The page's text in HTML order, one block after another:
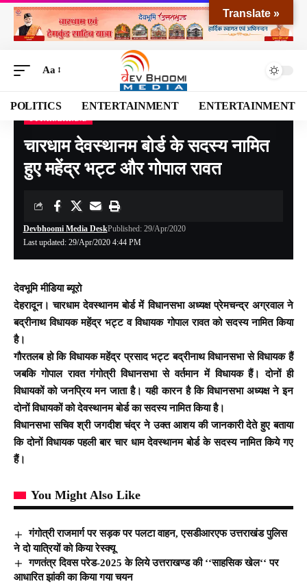
Aa
POLITICS ENTERTAINMENT ENTERTAINMENT
Devbhoomi Media>Blog>NATIONAL>UTTARAKHAND> चारधाम देवस्थानम बोर्ड के सदस्य नामित हुए महेंद्र भट्ट और गोपाल रावत
चारधाम देवस्थानम बोर्ड के सदस्य नामित
हुए महेंद्र भट्ट और गोपाल रावत
Last updated: 29/Apr/2020 4:44 PM
Devbhoomi Media DeskPublished: 29/Apr/2020
देवभूमि मीडिया ब्यूरो
देहरादून। चारधाम देवस्थानम बोर्ड में विधानसभा अध्यक्ष प्रेमचन्द्र अग्रवाल ने
बद्रीनाथ विधायक महेंद्र भट्ट व विधायक गोपाल रावत को सदस्य नामित किया
है।
गौरतलब हो कि विधायक महेंद्र प्रसाद भट्ट बद्रीनाथ विधानसभा से विधायक हैं
जबकि गोपाल रावत गंगोत्री विधानसभा से वर्तमान में विधायक हैं। दोनों ही
विधायकों को जनप्रिय मन जाता है। यही कारन है कि विधानसभा अध्यक्ष ने इन
दोनों विधायकों को देवस्थानम बोर्ड का सदस्य नामित किया है।
विधानसभा सचिव श्री जगदीश चंद्र ने उक्त आशय की जानकारी देते हुए बताया
कि दोनों विधायक पहली बार चार धाम देवस्थानम बोर्ड के सदस्य नामित किये गए
हैं।
You Might Also Like
गंगोत्री राजमार्ग पर सड़क पर पलटा वाहन, एसडीआरएफ उत्तराखंड पुलिस
ने दो यात्रियों को किया रेस्क्यू
गणतंत्र दिवस परेड-2025 के लिये उत्तराखण्ड की ‘‘साहसिक खेल‘‘ पर
आधारित झांकी का किया गया चयन
Translate »